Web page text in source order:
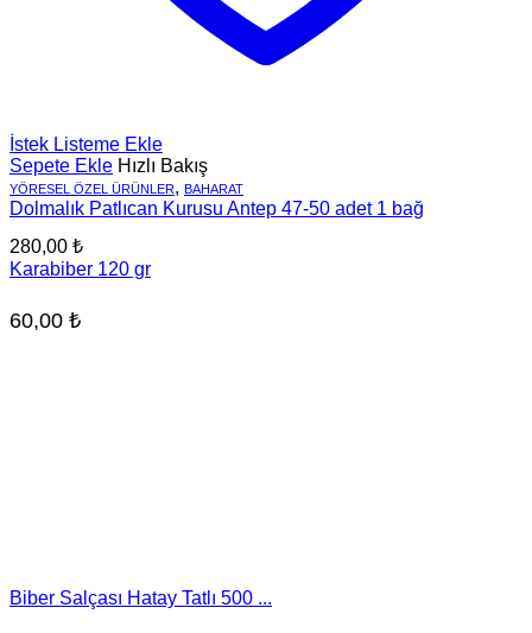
İstek Listeme Ekle
Sepete Ekle Hızlı Bakış
YÖRESEL ÖZEL ÜRÜNLER, BAHARAT
Dolmalık Patlıcan Kurusu Antep 47-50 adet 1 bağ
280,00 ₺
Karabiber 120 gr
60,00 ₺
Biber Salçası Hatay Tatlı 500 ...